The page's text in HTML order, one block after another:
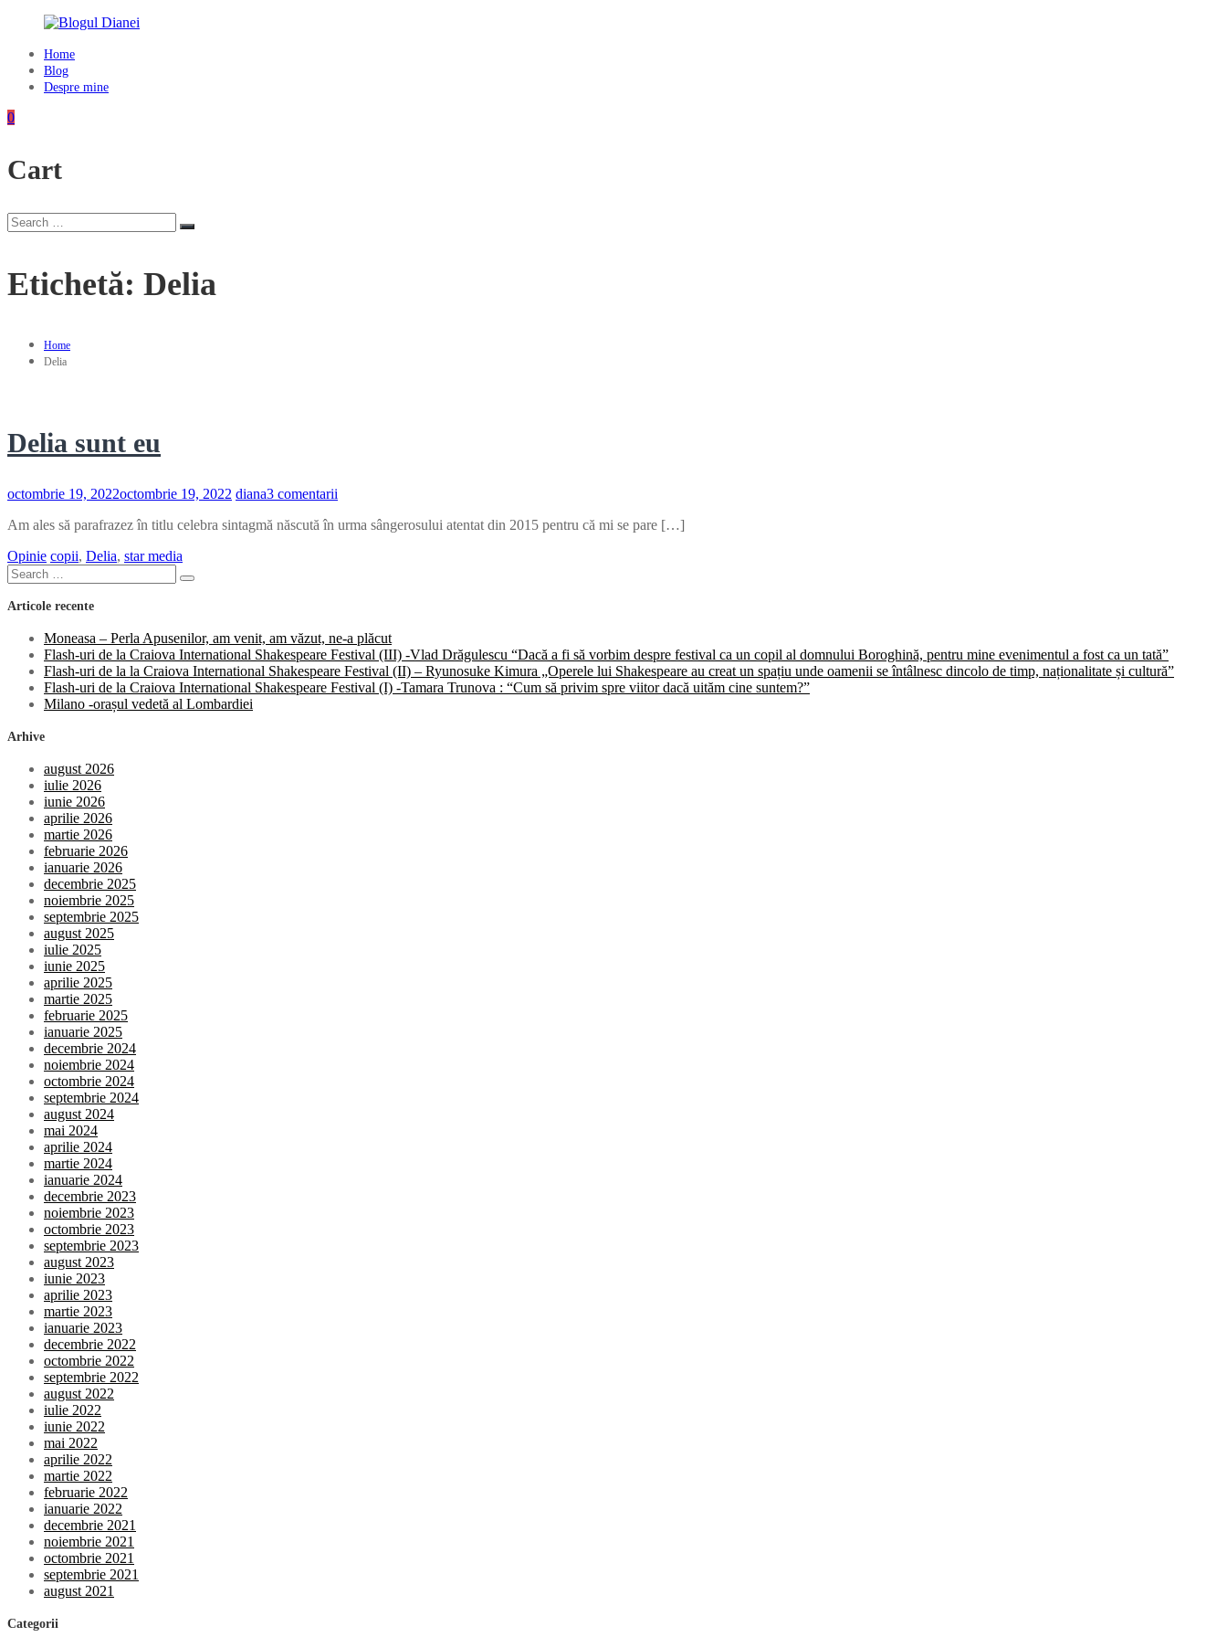
content
Blogul
Dianei
Blognotes
călătorii
și
finețuri
Home
Blog
Despre mine
0
Cart
Search
for:
Search
Etichetă: Delia
Home
Delia
Delia sunt eu
octombrie 19, 2022octombrie 19, 2022 diana3 comentarii
sunt
Am ales să parafrazez în titlu celebra sintagmă născută în urma sângerosului atentat din 2015 pentru că mi se pare […]
Opinie copii, Delia, star media
Search
for:
Search
Articole recente
Moneasa – Perla Apusenilor, am venit, am văzut, ne-a plăcut
Flash-uri de la Craiova International Shakespeare Festival (III) -Vlad Drăgulescu “Dacă a fi să vorbim despre festival ca un copil al domnului Boroghină, pentru mine evenimentul a fost ca un tată”
Flash-uri de la la Craiova International Shakespeare Festival (II) – Ryunosuke Kimura „Operele lui Shakespeare au creat un spațiu unde oamenii se întâlnesc dincolo de timp, naționalitate și cultură”
Flash-uri de la Craiova International Shakespeare Festival (I) -Tamara Trunova : “Cum să privim spre viitor dacă uităm cine suntem?”
Milano -orașul vedetă al Lombardiei
Arhive
august 2026
iulie 2026
iunie 2026
aprilie 2026
martie 2026
februarie 2026
ianuarie 2026
decembrie 2025
noiembrie 2025
septembrie 2025
august 2025
iulie 2025
iunie 2025
aprilie 2025
martie 2025
februarie 2025
ianuarie 2025
decembrie 2024
noiembrie 2024
octombrie 2024
septembrie 2024
august 2024
mai 2024
aprilie 2024
martie 2024
ianuarie 2024
decembrie 2023
noiembrie 2023
octombrie 2023
septembrie 2023
august 2023
iunie 2023
aprilie 2023
martie 2023
ianuarie 2023
decembrie 2022
octombrie 2022
septembrie 2022
august 2022
iulie 2022
iunie 2022
mai 2022
aprilie 2022
martie 2022
februarie 2022
ianuarie 2022
decembrie 2021
noiembrie 2021
octombrie 2021
septembrie 2021
august 2021
Categorii